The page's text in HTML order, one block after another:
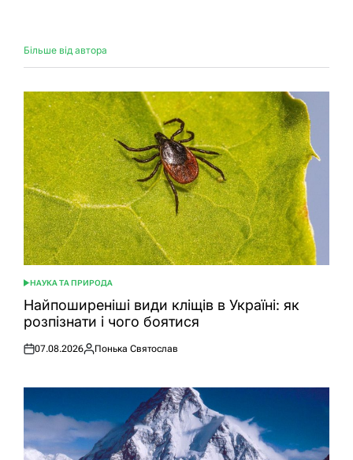
Більше від автора
ОПУБЛІКУВАТИ
У
НАУКА ТА ПРИРОДА
Найпоширеніші види кліщів в Україні: як
розпізнати і чого боятися
Оприлюднено
07.08.2026
Опубліковано
Понька Святослав